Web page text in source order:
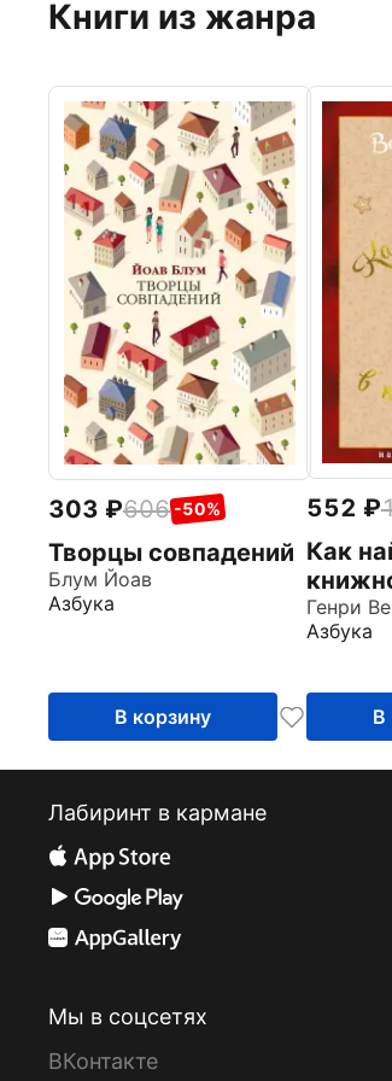
Книги из жанра
303 606 -50%
Творцы совпадений
Блум Йоав
Азбука
В корзину
552
Как
Генри
Азбука
В
Лабиринт в кармане
Мы в соцсетях
ВКонтакте